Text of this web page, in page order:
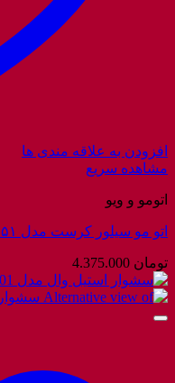
افزودن به علاقه مندی ها
مشاهده سریع
اتومو و ویو
اتو مو سیلور کرست مدل ۸۵۱ / SILVER CREST AD-۸۵۱
تومان